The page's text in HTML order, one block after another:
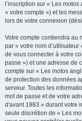
l’inscription sur « Les
« votre compte ») et les
lors de votre connexion
Votre compte contiendra au
par « votre nom
de vous connecter à votre
passe ») et une adresse de
compte sur « Les motos
de protection des données
serveur. Toutes les
mot de passe et de votre
d'avant 1983 » durant votre
seule discrétion de « Les